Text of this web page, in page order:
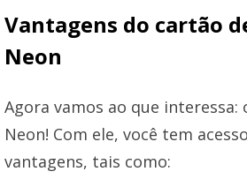
Vantagens do cartão
Neon
Agora vamos ao que
Neon! Com ele, você tem
vantagens, tais como: